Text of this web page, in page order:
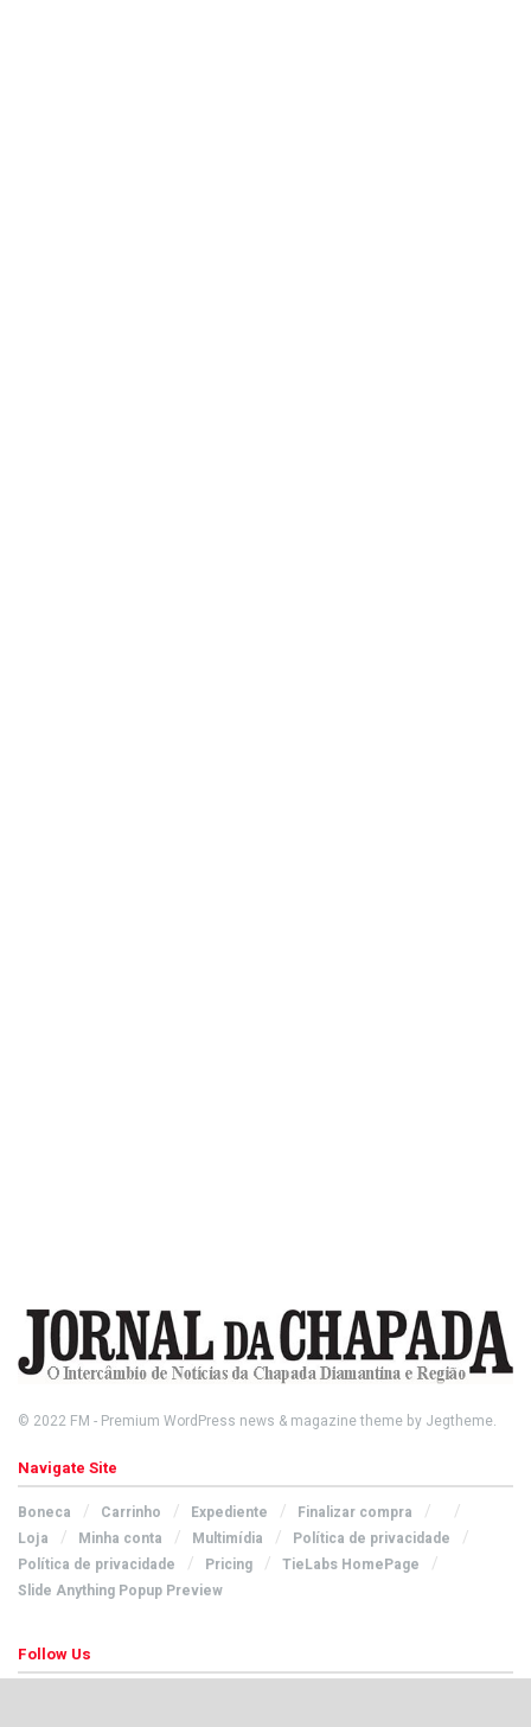
© 2022 FM - Premium WordPress news & magazine theme by Jegtheme.
Navigate Site
Boneca Carrinho Expediente
Finalizar compra
Loja
Minha conta Multimídia
Política de privacidade
Política de privacidade
Pricing
TieLabs HomePage
Slide Anything Popup Preview
Follow Us